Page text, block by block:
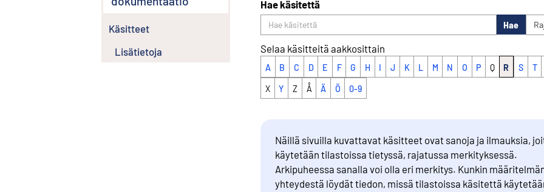
Käsitteet
Lisätietoja
Hae käsitettä
Hae
Selaa käsitteitä aakkosittain
A B C D E F G H I J K L M N O P Q R S T
X Y Z Å Ä Ö 0-9
Näillä sivuilla kuvattavat käsitteet ovat sanoja ja ilmauksia,
käytetään tilastoissa tietyssä, rajatussa merkityksessä.
Arkipuheessa sanalla voi olla eri merkitys. Kunkin
yhteydestä löydät tiedon, missä tilastoissa käsitettä